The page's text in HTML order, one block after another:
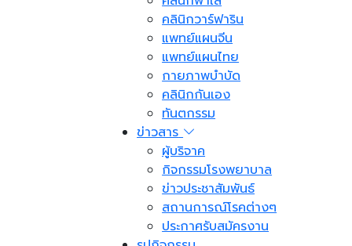
คลินิกวาร์ฟาริน
แพทย์แผนจีน
แพทย์แผนไทย
กายภาพบำบัด
คลินิกกันเอง
ทันตกรรม
ข่าวสาร
ผู้บริจาค
กิจกรรมโรงพยาบาล
ข่าวประชาสัมพันธ์
สถานการณ์โรคต่างๆ
ประกาศรับสมัครงาน